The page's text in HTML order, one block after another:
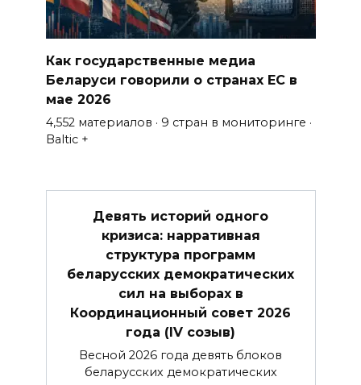
Как государственные медиа
Беларуси говорили о странах ЕС в
мае 2026
4,552 материалов · 9 стран в мониторинге ·
Baltic +
Девять историй одного
кризиса: нарративная
структура программ
беларусских демократических
сил на выборах в
Координационный совет 2026
года (IV созыв)
Весной 2026 года девять блоков
беларусских демократических